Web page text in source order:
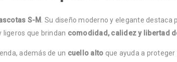
S-M . Su diseño moderno y elegante
ligeros que brindan comodidad, calidez y libertad
además de un cuello alto que ayuda a